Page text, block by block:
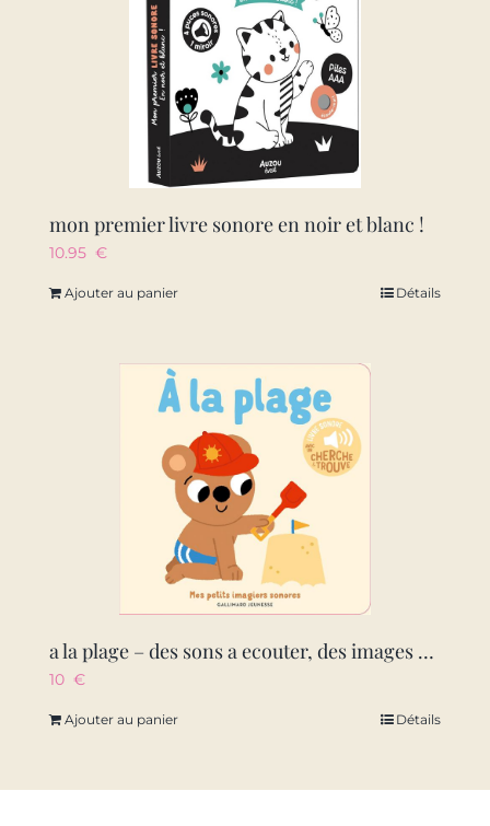
mon premier livre sonore en noir et blanc !
10.95 €
Ajouter au panier Détails
a la plage – des sons a ecouter, des images a regarder
10 €
Ajouter au panier Détails